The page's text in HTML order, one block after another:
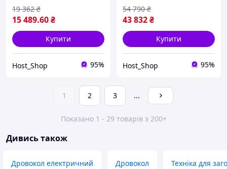
15 489.60₴
19 362 ₴
Купити
Host_Shop 95%
43 832₴
54 790 ₴
Купити
Host_Shop 95%
1 2 3 ...
Показано 1 - 29 товарів з 200+
Дивись також
Дровокол електричний Дровокол Техніка для